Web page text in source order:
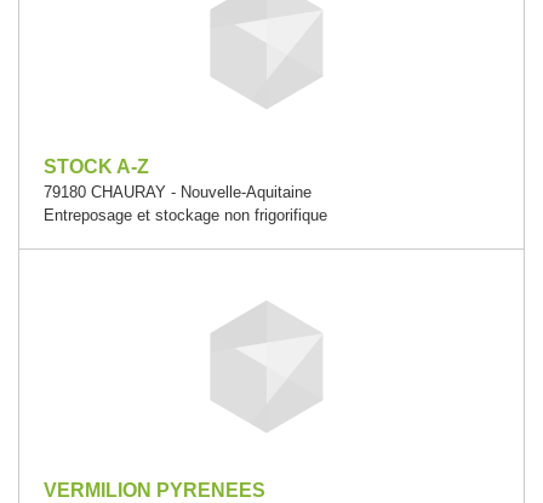
STOCK A-Z
79180 CHAURAY - Nouvelle-Aquitaine
Entreposage et stockage non frigorifique
VERMILION PYRENEES